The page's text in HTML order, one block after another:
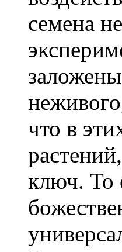
семена
что в
ключ. То